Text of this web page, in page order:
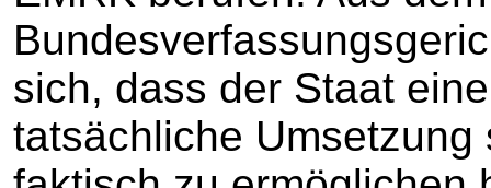
sich, dass der Staat
tatsächliche